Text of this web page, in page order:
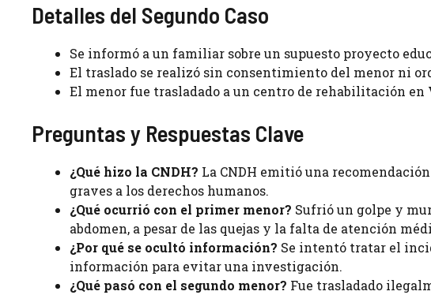
Detalles del Segundo Caso
Se informó a un familiar sobre un supuesto proyecto
El traslado se realizó sin consentimiento del menor ni
El menor fue trasladado a un centro de rehabilitación
Preguntas y Respuestas Clave
¿Qué hizo la CNDH? La CNDH emitió una
graves a los derechos humanos.
¿Qué ocurrió con el primer menor? Sufrió un golpe y
abdomen, a pesar de las quejas y la falta de atención
¿Por qué se ocultó información? Se intentó tratar el
información para evitar una investigación.
¿Qué pasó con el segundo menor? Fue trasladado